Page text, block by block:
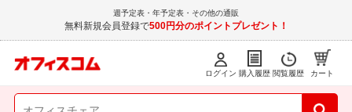
週予定表・年予定表・その他の通販
無料新規会員登録で500円分のポイントプレゼント！
ログイン 購入履歴 閲覧履歴 カート